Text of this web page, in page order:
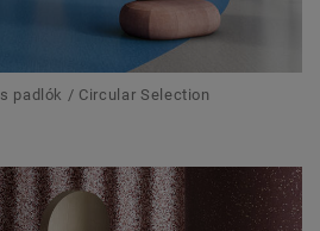
padlók / Circular Selection